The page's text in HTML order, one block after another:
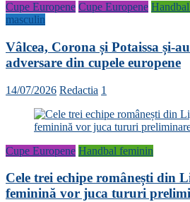
Cupe Europene Cupe Europene
masculin
Vâlcea, Corona și Potaissa și-
adversare din cupele europene
14/07/2026 Redactia 1
Cupe Europene Handbal feminin
Cele trei echipe românești din
feminină vor juca tururi